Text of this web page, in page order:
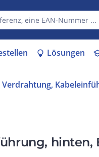
lightbulb Lösungen
hinten,